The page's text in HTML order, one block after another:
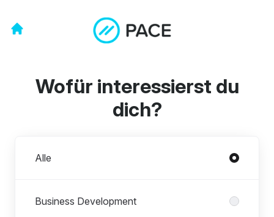
Wofür interessierst du
dich?
Alle
Business Development